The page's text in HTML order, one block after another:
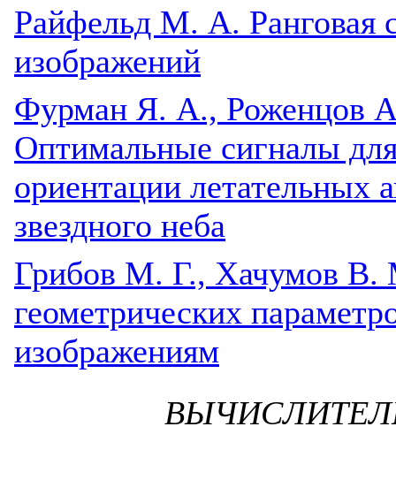
Райфельд М. А. Ранговая
изображений
Фурман Я. А., Роженцов
Оптимальные сигналы
ориентации летательных
звездного неба
Грибов М. Г., Хачумов В.
геометрических
изображениям